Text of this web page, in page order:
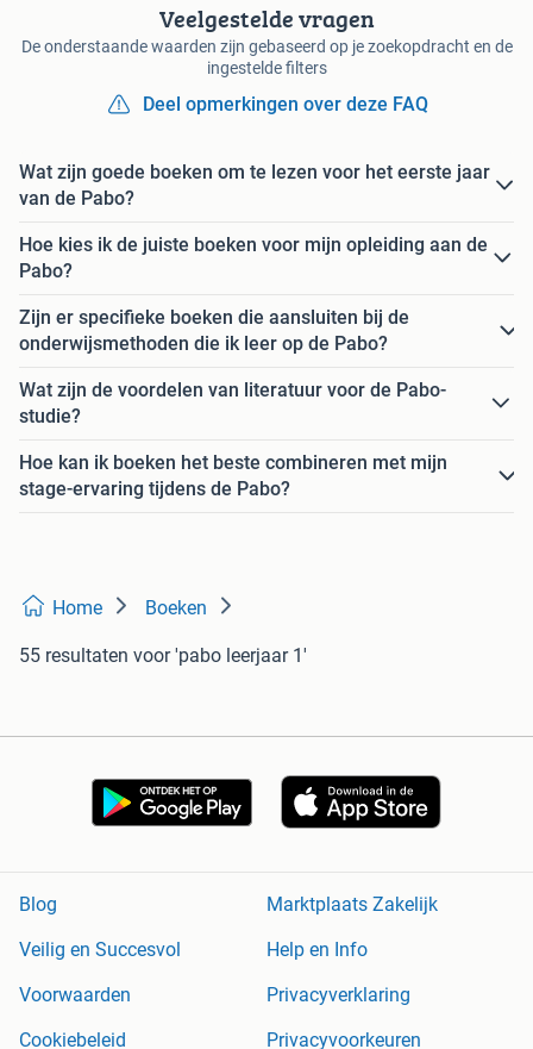
Veelgestelde vragen
De onderstaande waarden zijn gebaseerd op je zoekopdracht en de
ingestelde filters
Deel opmerkingen over deze FAQ
Wat zijn goede boeken om te lezen voor het eerste jaar
van de Pabo?
Hoe kies ik de juiste boeken voor mijn opleiding aan de
Pabo?
Zijn er specifieke boeken die aansluiten bij de
onderwijsmethoden die ik leer op de Pabo?
Wat zijn de voordelen van literatuur voor de Pabo-
studie?
Hoe kan ik boeken het beste combineren met mijn
stage-ervaring tijdens de Pabo?
Home Boeken
55 resultaten voor 'pabo leerjaar 1'
Blog
Marktplaats Zakelijk
Veilig en Succesvol
Help en Info
Voorwaarden
Privacyverklaring
Cookiebeleid
Privacyvoorkeuren